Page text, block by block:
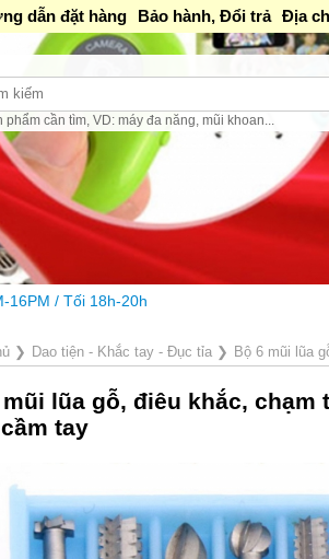
dẫn đặt hàng Bảo hành, Đổi trả Địa
phẩm cần tìm, VD: máy đa năng, mũi khoan...
❯ Dao tiện - Khắc tay - Đục tỉa❯ Bộ 6 mũi lũa
mũi lũa gỗ, điêu khắc, chạm
tay